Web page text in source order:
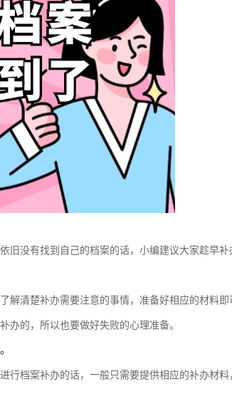
旧没有找到自己的档案的话，小编建议大家趁早
解清楚补办需要注意的事情，准备好相应的材料即
办的，所以也要做好失败的心理准备。
行档案补办的话，一般只需要提供相应的补办材